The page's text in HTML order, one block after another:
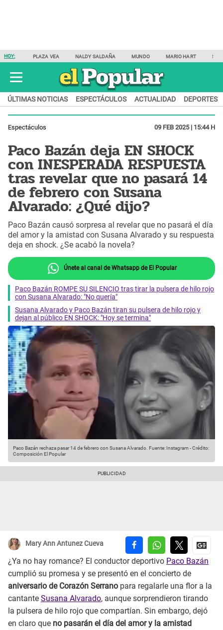
HOY: PLAZA VEA NALDY SALDAÑA MUNDO MARIO HART
ÚLTIMAS NOTICIAS ESPECTÁCULOS ACTUALIDAD DEPORTES
Espectáculos 09 FEB 2025 | 15:44 H
Paco Bazán deja EN SHOCK
con INESPERADA RESPUESTA
tras revelar que no pasará 14
de febrero con Susana
Alvarado: ¿Qué dijo?
Paco Bazán causó sorpresa al revelar que no pasará el día
del amor y la amistad con Susana Alvarado y su respuesta
deja en shock. ¿Se acabó la novela?
Únete al canal de Whatsapp de El Popular
Paco Bazán ROMPE SU SILENCIO tras tirar la pulsera de hilo rojo
con Susana Alvarado: "No quería"
Susana Alvarado y Paco Bazán tiran su pulsera de hilo rojo y
dejan al público EN SHOCK: "Hoy se termina"
Paco Bazán rechaza pasar 14 de febrero con Susana Alvarado. Fuente: Instagram -Crédito:
Composición El Popular
Mary Ann Antunez Cueva
¿Ya no hay romance? El conductor deportivo Paco Bazán
cumplió su promesa y se presentó en el concierto de
aniversario de Corazón Serrano para regalarle una flor a la
cantante Susana Alvarado, aunque sorprendieron tirando
la pulsera de hilo rojo que compartían. Sin embargo, dejó
en claro que no pasarán el día del amor y la amistad